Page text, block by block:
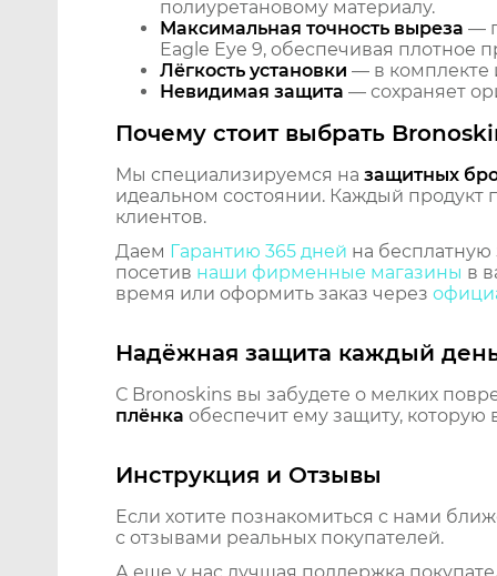
полиуретановому материалу.
Максимальная точность выреза —
Eagle Eye 9, обеспечивая плотное
Лёгкость установки — в комплекте
Невидимая защита — сохраняет
Почему стоит выбрать
Мы специализируемся на защитных
идеальном состоянии. Каждый продукт
клиентов.
Даем Гарантию 365 дней на
посетив наши фирменные магазины в
время или оформить заказ через
Надёжная защита каждый
С Bronoskins вы забудете о мелких
плёнка обеспечит ему защиту, которую
Инструкция и Отзывы
Если хотите познакомиться с нами
с отзывами реальных покупателей.